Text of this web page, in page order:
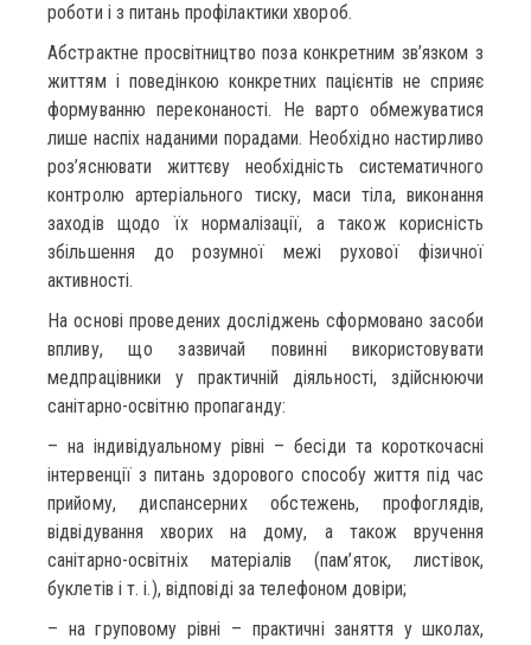
роботи і з питань профілактики хвороб.
Абстрактне просвітництво поза конкретним зв’язком з
життям і поведінкою конкретних пацієнтів не сприяє
формуванню переконаності. Не варто обмежуватися
лише наспіх наданими порадами. Необхідно настирливо
роз’яснювати життєву необхідність систематичного
контролю артеріального тиску, маси тіла, виконання
заходів щодо їх нормалізації, а також корисність
збільшення до розумної межі рухової фізичної
активності.
На основі проведених досліджень сформовано засоби
впливу, що зазвичай повинні використовувати
медпрацівники у практичній діяльності, здійснюючи
санітарно-освітню пропаганду:
– на індивідуальному рівні – бесіди та короткочасні
інтервенції з питань здорового способу життя під час
прийому, диспансерних обстежень, профоглядів,
відвідування хворих на дому, а також вручення
санітарно-освітніх матеріалів (пам’яток, листівок,
буклетів і т. і.), відповіді за телефоном довіри;
– на груповому рівні – практичні заняття у школах,